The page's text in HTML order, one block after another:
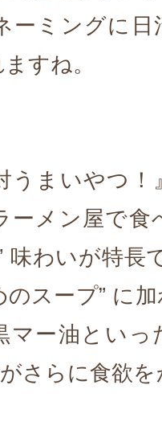
ーミングに日
すね。
うまいやつ！
ーメン屋で食
味わいが特長
スープ” に
マー油といっ
さらに食欲